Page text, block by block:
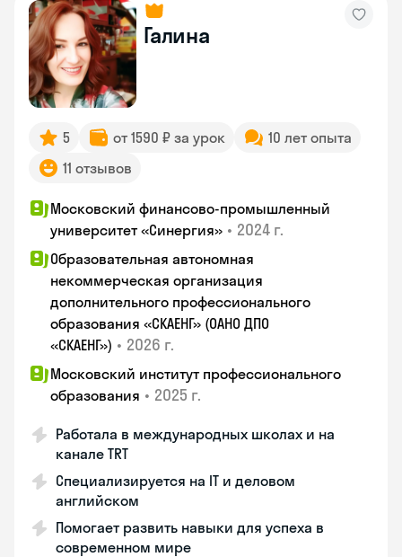
Галина
5 от 1590 ₽ за урок
10 лет опыта
11 отзывов
Московский финансово-промышленный
университет «Синергия» • 2024 г.
Образовательная автономная
некоммерческая организация
дополнительного профессионального
образования «СКАЕНГ» (ОАНО ДПО
«СКАЕНГ») • 2026 г.
Московский институт профессионального
образования • 2025 г.
Работала в международных школах и на
канале TRT
Специализируется на IT и деловом
английском
Помогает развить навыки для успеха в
современном мире